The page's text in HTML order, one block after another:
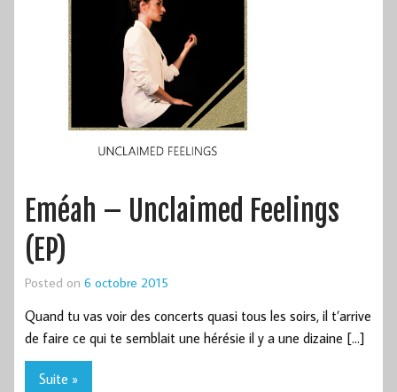
Eméah – Unclaimed Feelings
(EP)
Posted on 6 octobre 2015
Quand tu vas voir des concerts quasi tous les soirs, il t’arrive
de faire ce qui te semblait une hérésie il y a une dizaine […]
Suite »